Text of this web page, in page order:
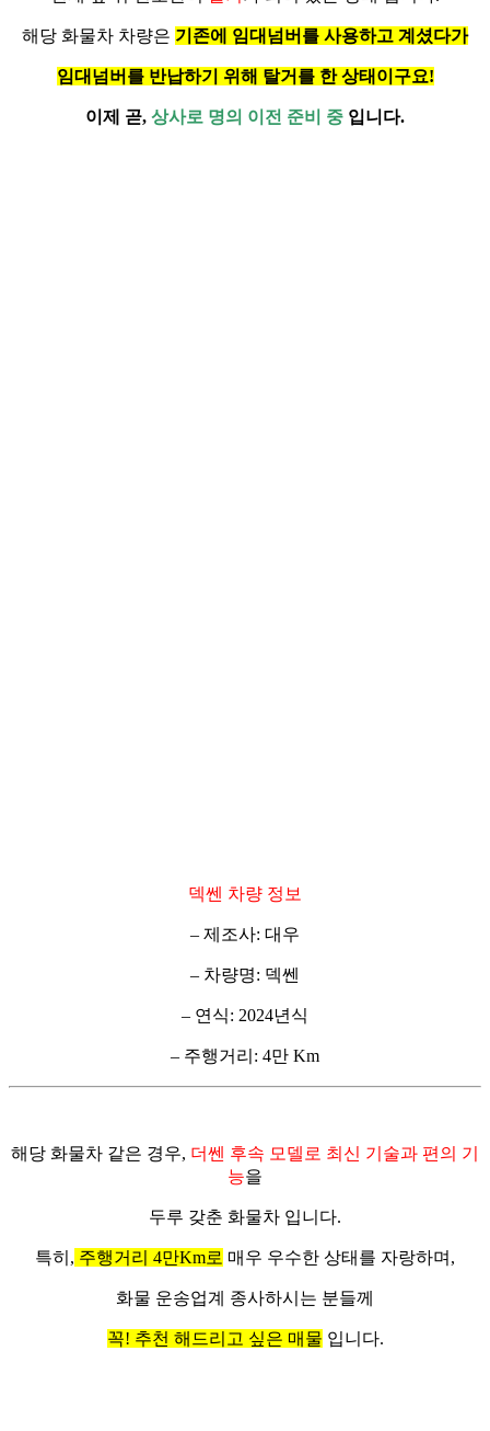
해당 화물차 차량은 기존에 임대넘버를 사용하고 계셨다가
임대넘버를 반납하기 위해 탈거를 한 상태이구요!
이제 곧, 상사로 명의 이전 준비 중 입니다.
덱쎈 차량 정보
– 제조사: 대우
– 차량명: 덱쎈
– 연식: 2024년식
– 주행거리: 4만 Km
해당 화물차 같은 경우, 더쎈 후속 모델로 최신 기술과 편의 기
능을
두루 갖춘 화물차 입니다.
특히, 주행거리 4만Km로 매우 우수한 상태를 자랑하며,
화물 운송업계 종사하시는 분들께
꼭! 추천 해드리고 싶은 매물 입니다.